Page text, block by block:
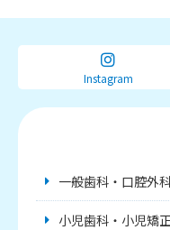
Instagram
一般歯科・口腔外
小児歯科・小児矯